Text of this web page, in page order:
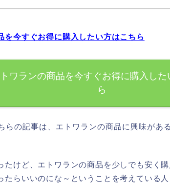
を今すぐお得に購入したい方はこちら
ワランの商品を今すぐお得に購入した
ら
らの記事は、エトワランの商品に興味があ
たけど、エトワランの商品を少しでも安く
たらいいのにな～ということを考えている